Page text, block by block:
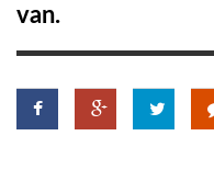
GLOBOTV
van.